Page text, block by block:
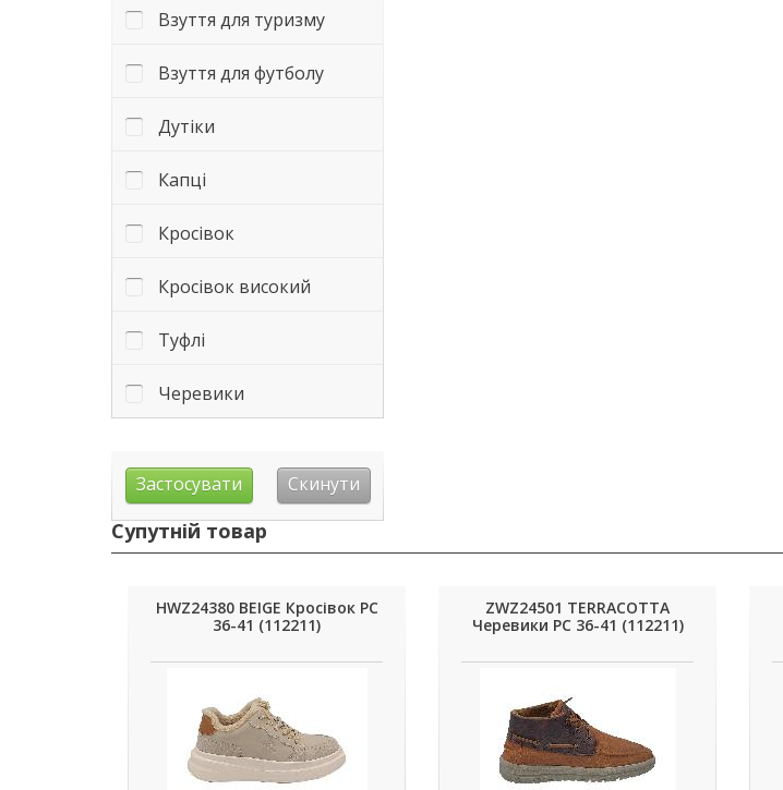
Взуття для туризму
Взуття для футболу
Дутіки
Капці
Кросівок
Кросівок високий
Туфлі
Черевики
Супутній товар
HWZ24380 BEIGE Кросівок РС
36-41 (112211)
ZWZ24501 TERRACOTTA
Черевики РС 36-41 (112211)